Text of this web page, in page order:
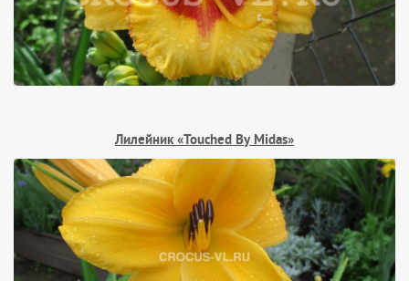
Лилейник «Touched By Midas»